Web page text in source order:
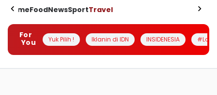
HomeFoodNewsSportTravel
For
You
Yuk Pilih ! Iklanin di IDN INSIDENESIA